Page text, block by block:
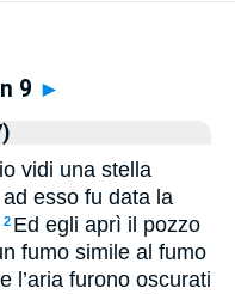
9 ►
vidi una stella
esso fu data la
2 Ed egli aprì il pozzo
fumo simile al fumo
l’aria furono oscurati